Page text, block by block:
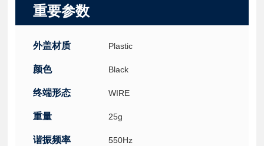
重要参数
外盖材质 Plastic
颜色 Black
终端形态 WIRE
重量 25g
谐振频率 550Hz